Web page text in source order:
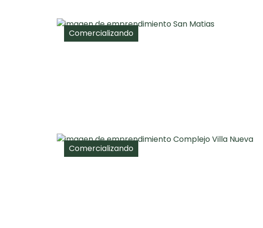
Comercializando
Comercializando